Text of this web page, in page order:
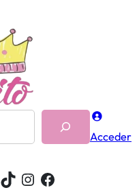
Acceder
TikTok
Instagram
Facebook